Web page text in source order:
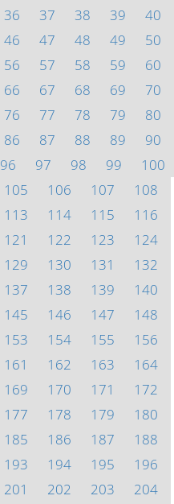
36 37 38 39
40
46 47 48 49
50
56 57 58 59
60
66 67 68 69
70
76 77 78 79
80
86 87 88 89
90
96 97 98 99
100
105 106 107
108
113 114 115
116
121 122 123
124
129 130 131
132
137 138 139
140
145 146 147
148
153 154 155
156
161 162 163
164
169 170 171
172
177 178 179
180
185 186 187
188
193 194 195
196
201 202 203
204